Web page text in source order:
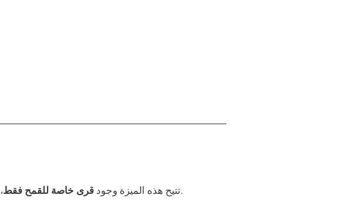
تتيح هذه الميزة وجود قرى خاصة للقمح فقط
، مما يوفر ميزة كبيرة لإنتاج القمح مقارنة بقرى 15 حقلاً أو 9 حقول العادية.